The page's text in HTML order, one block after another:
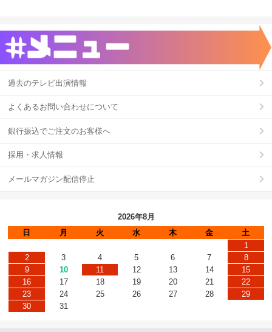
過去のテレビ出演情報
よくあるお問い合わせについて
銀行振込でご注文のお客様へ
採用・求人情報
メールマガジン配信停止
2026年8月
日
月 火 水 木 金
土
1
2
3 4 5 6 7
8
9
10 11 12 13 14
15
16
17 18 19 20 21
22
23
24 25 26 27 28
29
30
31